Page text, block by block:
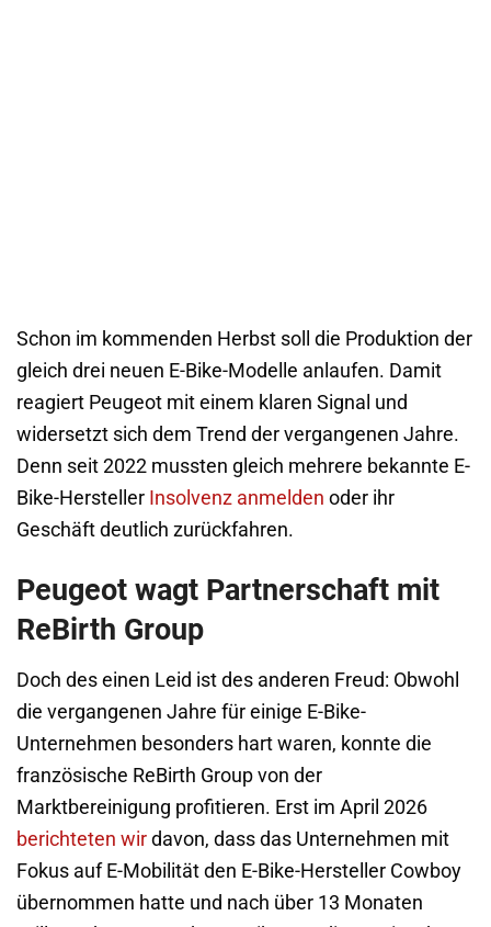
Schon im kommenden Herbst soll die Produktion der
gleich drei neuen E-Bike-Modelle anlaufen. Damit
reagiert Peugeot mit einem klaren Signal und
widersetzt sich dem Trend der vergangenen Jahre.
Denn seit 2022 mussten gleich mehrere bekannte E-
Bike-Hersteller Insolvenz anmelden oder ihr
Geschäft deutlich zurückfahren.
Peugeot wagt Partnerschaft mit
ReBirth Group
Doch des einen Leid ist des anderen Freud: Obwohl
die vergangenen Jahre für einige E-Bike-
Unternehmen besonders hart waren, konnte die
französische ReBirth Group von der
Marktbereinigung profitieren. Erst im April 2026
berichteten wir davon, dass das Unternehmen mit
Fokus auf E-Mobilität den E-Bike-Hersteller Cowboy
übernommen hatte und nach über 13 Monaten